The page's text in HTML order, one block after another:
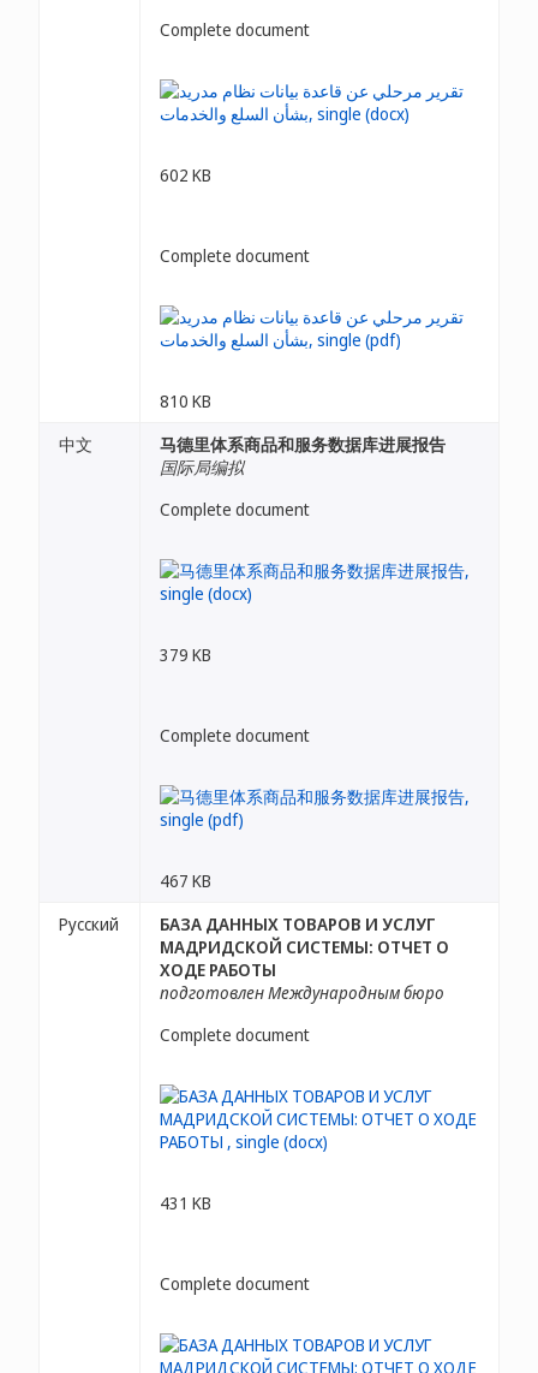
Complete document
602 KB
Complete document
810 KB
中文
马德里体系商品和服务数据库进展报告
国际局编拟
Complete document
379 KB
Complete document
467 KB
Русский
БАЗА ДАННЫХ ТОВАРОВ И УСЛУГ
МАДРИДСКОЙ СИСТЕМЫ: ОТЧЕТ О
ХОДЕ РАБОТЫ
подготовлен Международным бюро
Complete document
431 KB
Complete document